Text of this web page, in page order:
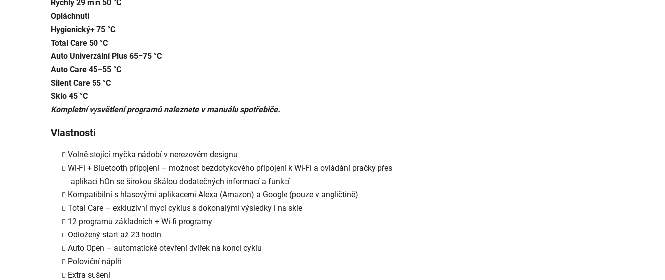
Rychlý 29 min 50 °C
Opláchnutí
Hygienický+ 75 °C
Total Care 50 °C
Auto Univerzální Plus 65–75 °C
Auto Care 45–55 °C
Silent Care 55 °C
Sklo 45 °C
Kompletní vysvětlení programů naleznete v manuálu spotřebiče.
Vlastnosti
Volně stojící myčka nádobí v nerezovém designu
Wi-Fi + Bluetooth připojení – možnost bezdotykového připojení k Wi-Fi a ovládání pračky přes
aplikaci hOn se širokou škálou dodatečných informací a funkcí
Kompatibilní s hlasovými aplikacemi Alexa (Amazon) a Google (pouze v angličtině)
Total Care – exkluzivní mycí cyklus s dokonalými výsledky i na skle
12 programů základních + Wi-fi programy
Odložený start až 23 hodin
Auto Open – automatické otevření dvířek na konci cyklu
Poloviční náplň
Extra sušení